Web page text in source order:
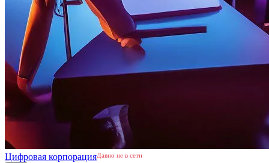
Цифровая корпорацияДавно не в сети